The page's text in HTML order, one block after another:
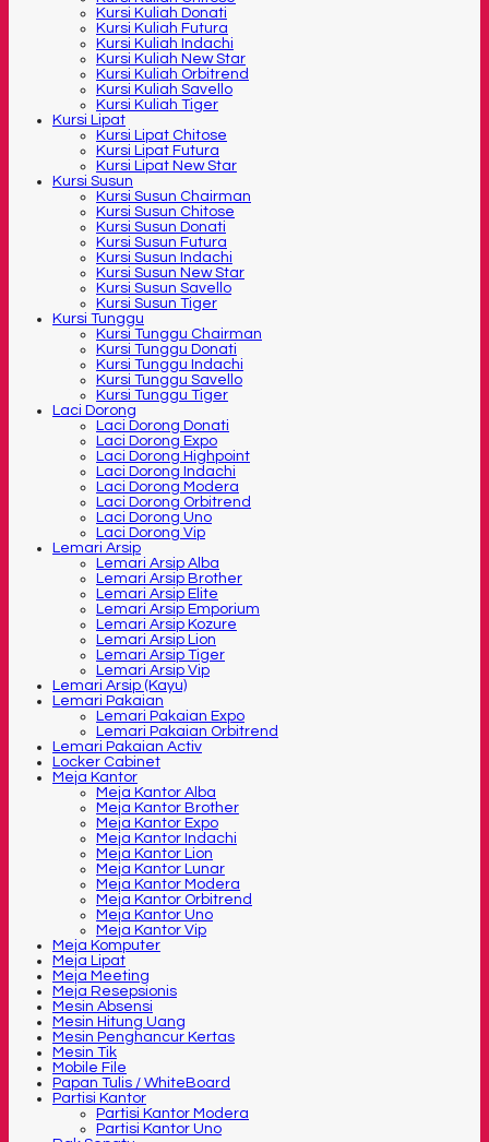
Kursi Kuliah Donati
Kursi Kuliah Futura
Kursi Kuliah Indachi
Kursi Kuliah New Star
Kursi Kuliah Orbitrend
Kursi Kuliah Savello
Kursi Kuliah Tiger
Kursi Lipat
Kursi Lipat Chitose
Kursi Lipat Futura
Kursi Lipat New Star
Kursi Susun
Kursi Susun Chairman
Kursi Susun Chitose
Kursi Susun Donati
Kursi Susun Futura
Kursi Susun Indachi
Kursi Susun New Star
Kursi Susun Savello
Kursi Susun Tiger
Kursi Tunggu
Kursi Tunggu Chairman
Kursi Tunggu Donati
Kursi Tunggu Indachi
Kursi Tunggu Savello
Kursi Tunggu Tiger
Laci Dorong
Laci Dorong Donati
Laci Dorong Expo
Laci Dorong Highpoint
Laci Dorong Indachi
Laci Dorong Modera
Laci Dorong Orbitrend
Laci Dorong Uno
Laci Dorong Vip
Lemari Arsip
Lemari Arsip Alba
Lemari Arsip Brother
Lemari Arsip Elite
Lemari Arsip Emporium
Lemari Arsip Kozure
Lemari Arsip Lion
Lemari Arsip Tiger
Lemari Arsip Vip
Lemari Arsip (Kayu)
Lemari Pakaian
Lemari Pakaian Expo
Lemari Pakaian Orbitrend
Lemari Pakaian Activ
Locker Cabinet
Meja Kantor
Meja Kantor Alba
Meja Kantor Brother
Meja Kantor Expo
Meja Kantor Indachi
Meja Kantor Lion
Meja Kantor Lunar
Meja Kantor Modera
Meja Kantor Orbitrend
Meja Kantor Uno
Meja Kantor Vip
Meja Komputer
Meja Lipat
Meja Meeting
Meja Resepsionis
Mesin Absensi
Mesin Hitung Uang
Mesin Penghancur Kertas
Mesin Tik
Mobile File
Papan Tulis / WhiteBoard
Partisi Kantor
Partisi Kantor Modera
Partisi Kantor Uno